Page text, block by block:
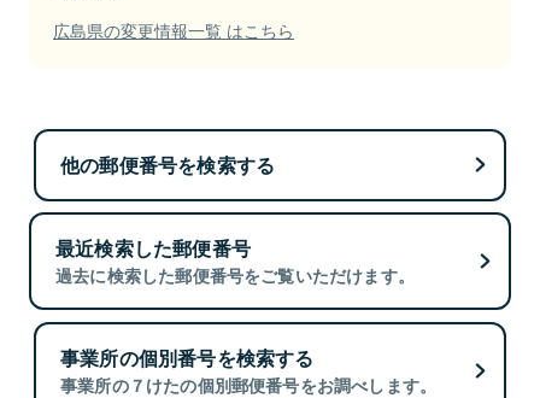
広島県の変更情報一覧 はこちら
他の郵便番号を検索する
最近検索した郵便番号
過去に検索した郵便番号をご覧いただけます。
事業所の個別番号を検索する
事業所の７けたの個別郵便番号をお調べします。